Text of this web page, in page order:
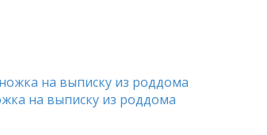
на выписку из роддома